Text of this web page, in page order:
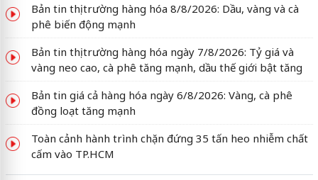
Bản tin thị trường hàng hóa 8/8/2026: Dầu, vàng và cà
phê biến động mạnh
Bản tin thị trường hàng hóa ngày 7/8/2026: Tỷ giá và
vàng neo cao, cà phê tăng mạnh, dầu thế giới bật tăng
Bản tin giá cả hàng hóa ngày 6/8/2026: Vàng, cà phê
đồng loạt tăng mạnh
Toàn cảnh hành trình chặn đứng 35 tấn heo nhiễm chất
cấm vào TP.HCM